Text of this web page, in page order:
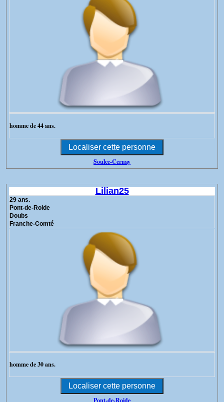
homme de 44 ans.
Soulce-Cernay
Lilian25
29 ans.
Pont-de-Roide
Doubs
Franche-Comté
homme de 30 ans.
Pont-de-Roide